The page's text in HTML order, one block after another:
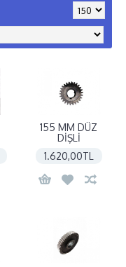
155 MM DÜZ
DİŞLİ
1.620,00TL